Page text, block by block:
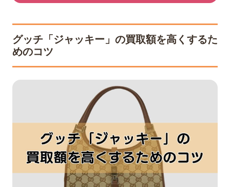
グッチ「ジャッキー」の買取額を高くするた
めのコツ